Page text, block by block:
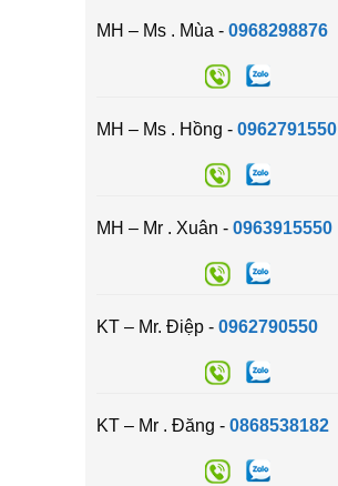
MH – Ms . Mùa - 0968298876
MH – Ms . Hồng - 0962791550
MH – Mr . Xuân - 0963915550
KT – Mr. Điệp - 0962790550
KT – Mr . Đăng - 0868538182